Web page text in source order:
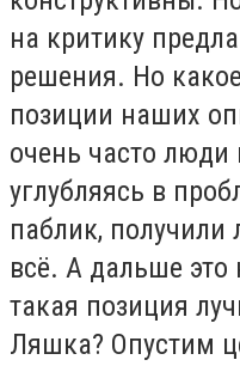
на критику
решения. Но
позиции наших
очень часто
углубляясь в
паблик,
всё. А дальше
такая позиция
Ляшка? Опустим